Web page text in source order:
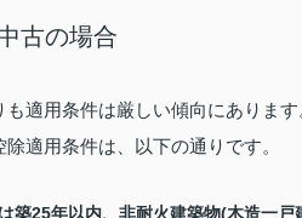
古の場合
適用条件は厳しい傾向にあります
適用条件は、以下の通りです。
は築25年以内、非耐火建築物(木造一戸